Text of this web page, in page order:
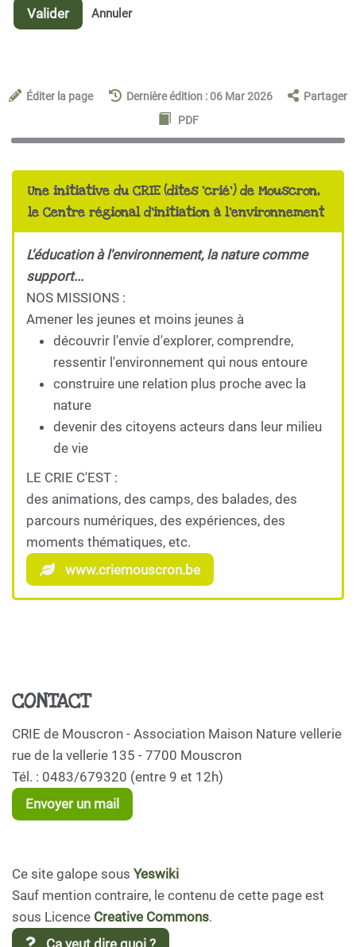
Valider Annuler
Éditer la page Dernière édition : 06 Mar 2026
Partager
PDF
Une initiative du CRIE (dites 'crié') de Mouscron,
le Centre régional d'initiation à l'environnement
L'éducation à l'environnement, la nature comme
support...
NOS MISSIONS :
Amener les jeunes et moins jeunes à
découvrir l'envie d'explorer, comprendre,
ressentir l'environnement qui nous entoure
construire une relation plus proche avec la
nature
devenir des citoyens acteurs dans leur milieu
de vie
LE CRIE C'EST :
des animations, des camps, des balades, des
parcours numériques, des expériences, des
moments thématiques, etc.
www.criemouscron.be
CONTACT
CRIE de Mouscron - Association Maison Nature vellerie
rue de la vellerie 135 - 7700 Mouscron
Tél. : 0483/679320 (entre 9 et 12h)
Envoyer un mail
Ce site galope sous Yeswiki
Sauf mention contraire, le contenu de cette page est
sous Licence Creative Commons.